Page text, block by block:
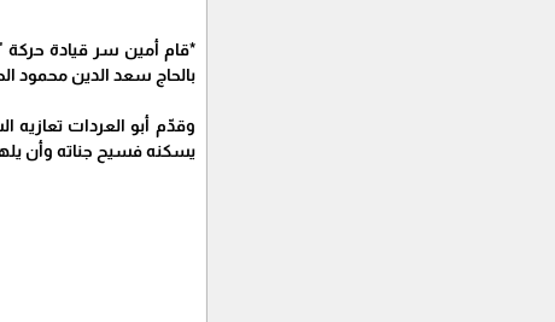
*قام أمين سر قيادة حركة
بالحاج سعد الدين محمود
وقدّم أبو العردات تعازيه
يسكنه فسيح جناته وأن